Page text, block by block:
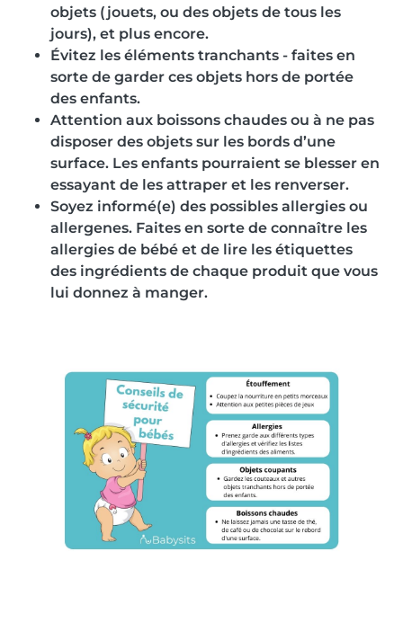
objets (jouets, ou des objets de tous les
jours), et plus encore.
Évitez les éléments tranchants - faites en
sorte de garder ces objets hors de portée
des enfants.
Attention aux boissons chaudes ou à ne pas
disposer des objets sur les bords d’une
surface. Les enfants pourraient se blesser en
essayant de les attraper et les renverser.
Soyez informé(e) des possibles allergies ou
allergenes. Faites en sorte de connaître les
allergies de bébé et de lire les étiquettes
des ingrédients de chaque produit que vous
lui donnez à manger.